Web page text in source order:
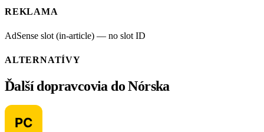
REKLAMA
AdSense slot (in-article) — no slot ID
ALTERNATÍVY
Ďalší dopravcovia do Nórska